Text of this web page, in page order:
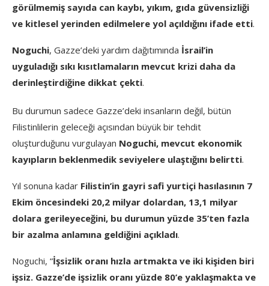
görülmemiş sayıda can kaybı, yıkım, gıda güvensizliği
ve kitlesel yerinden edilmelere yol açıldığını ifade etti.
Noguchi, Gazze’deki yardım dağıtımında İsrail’in
uyguladığı sıkı kısıtlamaların mevcut krizi daha da
derinleştirdiğine dikkat çekti.
Bu durumun sadece Gazze’deki insanların değil, bütün
Filistinlilerin geleceği açısından büyük bir tehdit
oluşturduğunu vurgulayan Noguchi, mevcut ekonomik
kayıpların beklenmedik seviyelere ulaştığını belirtti.
Yıl sonuna kadar Filistin’in gayri safi yurtiçi hasılasının 7
Ekim öncesindeki 20,2 milyar dolardan, 13,1 milyar
dolara gerileyeceğini, bu durumun yüzde 35’ten fazla
bir azalma anlamına geldiğini açıkladı.
Noguchi, “İşsizlik oranı hızla artmakta ve iki kişiden biri
işsiz. Gazze’de işsizlik oranı yüzde 80’e yaklaşmakta ve